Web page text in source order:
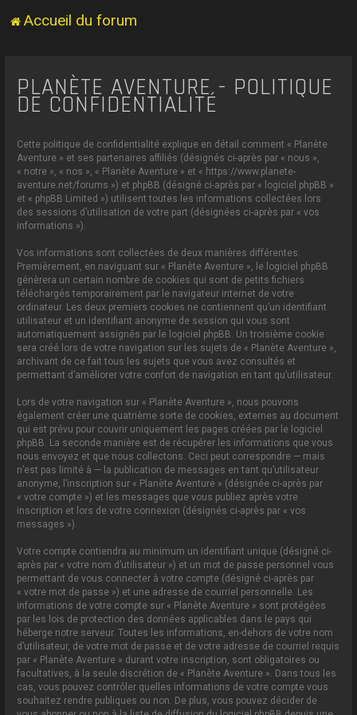
Accueil du forum
PLANÈTE AVENTURE - POLITIQUE
DE CONFIDENTIALITÉ
Cette politique de confidentialité explique en détail comment « Planète
Aventure » et ses partenaires affiliés (désignés ci-après par « nous »,
« notre », « nos », « Planète Aventure » et « https://www.planete-
aventure.net/forums ») et phpBB (désigné ci-après par « logiciel phpBB »
et « phpBB Limited ») utilisent toutes les informations collectées lors
des sessions d’utilisation de votre part (désignées ci-après par « vos
informations »).
Vos informations sont collectées de deux manières différentes.
Premièrement, en naviguant sur « Planète Aventure », le logiciel phpBB
génèrera un certain nombre de cookies qui sont de petits fichiers
téléchargés temporairement par le navigateur internet de votre
ordinateur. Les deux premiers cookies ne contiennent qu’un identifiant
utilisateur et un identifiant anonyme de session qui vous sont
automatiquement assignés par le logiciel phpBB. Un troisième cookie
sera créé lors de votre navigation sur les sujets de « Planète Aventure »,
archivant de ce fait tous les sujets que vous avez consultés et
permettant d’améliorer votre confort de navigation en tant qu’utilisateur.
Lors de votre navigation sur « Planète Aventure », nous pouvons
également créer une quatrième sorte de cookies, externes au document
qui est prévu pour couvrir uniquement les pages créées par le logiciel
phpBB. La seconde manière est de récupérer les informations que vous
nous envoyez et que nous collectons. Ceci peut correspondre — mais
n’est pas limité à — la publication de messages en tant qu’utilisateur
anonyme, l’inscription sur « Planète Aventure » (désignée ci-après par
« votre compte ») et les messages que vous publiez après votre
inscription et lors de votre connexion (désignés ci-après par « vos
messages »).
Votre compte contiendra au minimum un identifiant unique (désigné ci-
après par « votre nom d’utilisateur ») et un mot de passe personnel vous
permettant de vous connecter à votre compte (désigné ci-après par
« votre mot de passe ») et une adresse de courriel personnelle. Les
informations de votre compte sur « Planète Aventure » sont protégées
par les lois de protection des données applicables dans le pays qui
héberge notre serveur. Toutes les informations, en-dehors de votre nom
d’utilisateur, de votre mot de passe et de votre adresse de courriel requis
par « Planète Aventure » durant votre inscription, sont obligatoires ou
facultatives, à la seule discrétion de « Planète Aventure ». Dans tous les
cas, vous pouvez contrôler quelles informations de votre compte vous
souhaitez rendre publiques ou non. De plus, vous pouvez décider de